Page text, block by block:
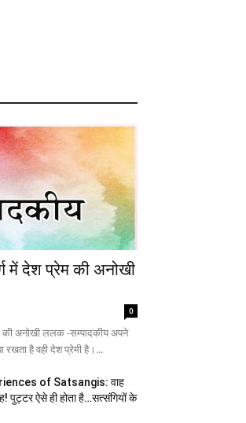
में देश प्रेम की अनोखी
0
की अनोखी ललक -सम्पादकीय अपने
रखता है वही देश प्रेमी है।...
of Satsangis: वाह
पुट्टर ऐसे ही होता है…सत्संगियों के